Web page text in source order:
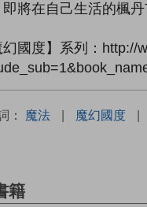
即將在自己生活的楓
幻國度】系列：
： 魔法 | 魔幻國度 |
籍